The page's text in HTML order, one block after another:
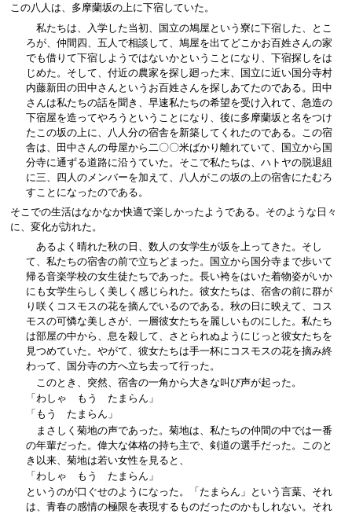
この八人は、多摩蘭坂の上に下宿していた。
私たちは、入学した当初、国立の鳩屋という寮に下宿した、とこ
ろが、仲間四、五人で相談して、鳩屋を出てどこかお百姓さんの家
でも借りて下宿しようではないかということになり、下宿探しをは
じめた。そして、付近の農家を探し廻った末、国立に近い国分寺村
内藤新田の田中さんというお百姓さんを探しあてたのである。田中
さんは私たちの話を聞き、早速私たちの希望を受け入れて、急造の
下宿屋を造ってやろうということになり、後に多摩蘭坂と名をつけ
たこの坂の上に、八人分の宿舎を新築してくれたのである。この宿
舎は、田中さんの母屋から二〇〇米ばかり離れていて、国立から国
分寺に通ずる道路に沿うていた。そこで私たちは、ハトヤの脱退組
に三、四人のメンバーを加えて、八人がこの坂の上の宿舎にたむろ
すことになったのである。
そこでの生活はなかなか快適で楽しかったようである。そのような日々
に、変化が訪れた。
あるよく晴れた秋の日、数人の女学生が坂を上ってきた。そし
て、私たちの宿舎の前で立ちどまった。国立から国分寺まで歩いて
帰る音楽学校の女生徒たちであった。長い袴をはいた着物姿がいか
にも女学生らしく美しく感じられた。彼女たちは、宿舎の前に群が
り咲くコスモスの花を摘んでいるのである。秋の日に映えて、コス
モスの可憐な美しさが、一層彼女たちを麗しいものにした。私たち
は部屋の中から、息を殺して、さとられぬようにじっと彼女たちを
見つめていた。やがて、彼女たちは手一杯にコスモスの花を摘み終
わって、国分寺の方へ立ち去って行った。
このとき、突然、宿舎の一角から大きな叫び声が起った。
「わしゃ もう たまらん」
「もう たまらん」
まさしく菊地の声であった。菊地は、私たちの仲間の中では一番
の年輩だった。偉大な体格の持ち主で、剣道の選手だった。このと
き以来、菊地は若い女性を見ると、
「わしゃ もう たまらん」
というのが口ぐせのようになった。「たまらん」という言葉、それ
は、青春の感情の極限を表現するものだったのかもしれない。それ